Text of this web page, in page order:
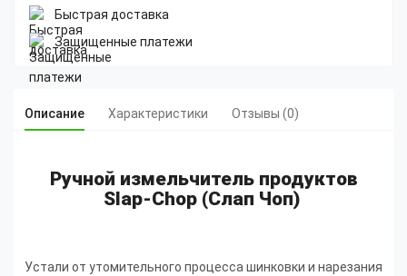
Быстрая доставка
Защищенные платежи
Описание Характеристики Отзывы (0)
Ручной измельчитель продуктов
Slap-Chop (Слап Чоп)
Устали от утомительного процесса шинковки и нарезания